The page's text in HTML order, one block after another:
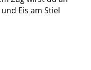
Eis am Stiel